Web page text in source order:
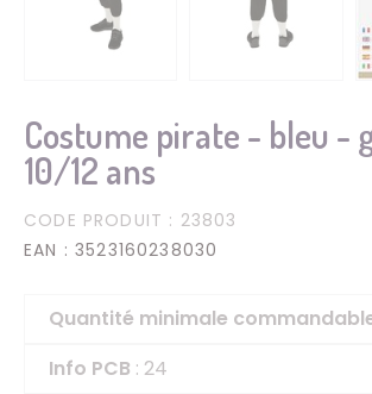
Costume pirate - bleu -
10/12 ans
CODE PRODUIT : 23803
EAN : 3523160238030
Quantité minimale
Info PCB : 24